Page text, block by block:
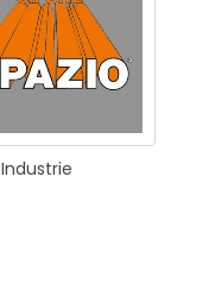
Industrie